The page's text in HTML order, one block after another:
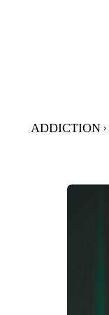
ADDICTION